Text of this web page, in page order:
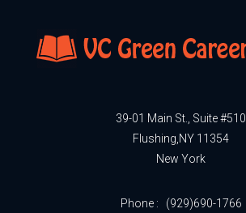
39-01 Main St., Suite #510
Flushing,NY 11354
New York
Phone : (929)690-1766